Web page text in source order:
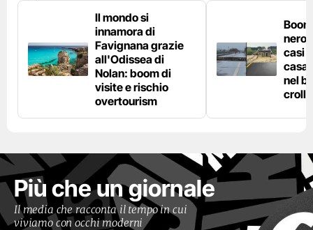
Il mondo si
innamora di
Favignana grazie
all'Odissea di
Nolan: boom di
visite e rischio
overtourism
nero
casi
casa
nel
Più che un giornale
Il media che racconta il tempo in cui
viviamo con occhi moderni